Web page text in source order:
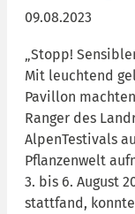
09.08.2023
„Stopp!
Mit leuchtend
Pavillon
Ranger des
AlpenTestivals
Pflanzenwelt
3. bis 6. August
stattfand,